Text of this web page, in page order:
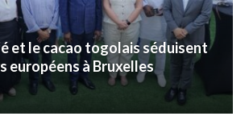
et le cacao togolais séduisent
européens à Bruxelles